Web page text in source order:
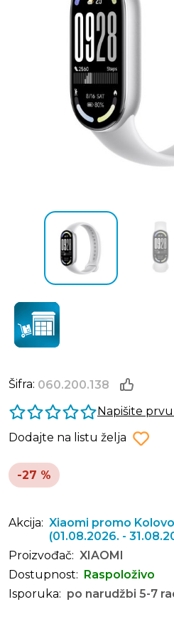
Šifra: 060.200.138
Napišite
Dodajte na listu želja
-27 %
Akcija: Xiaomi promo
(01.08.2026. -
Proizvođač: XIAOMI
Dostupnost:
Raspoloživo
Isporuka: po narudžbi 5-7